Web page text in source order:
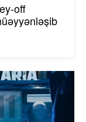
off